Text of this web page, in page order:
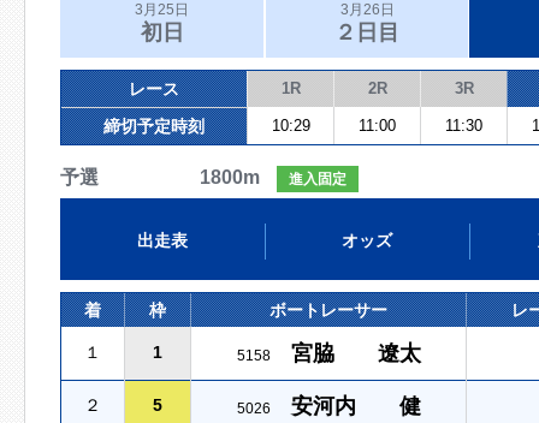
3月25日
初日
3月26日
２日目
レース 1R 2R 3R
締切予定時刻 10:29 11:00 11:30
予選 1800m 進入固定
出走表 オッズ
着 枠 ボートレーサー レ
１ 1 5158 宮脇 遼太
２ 5 5026 安河内 健